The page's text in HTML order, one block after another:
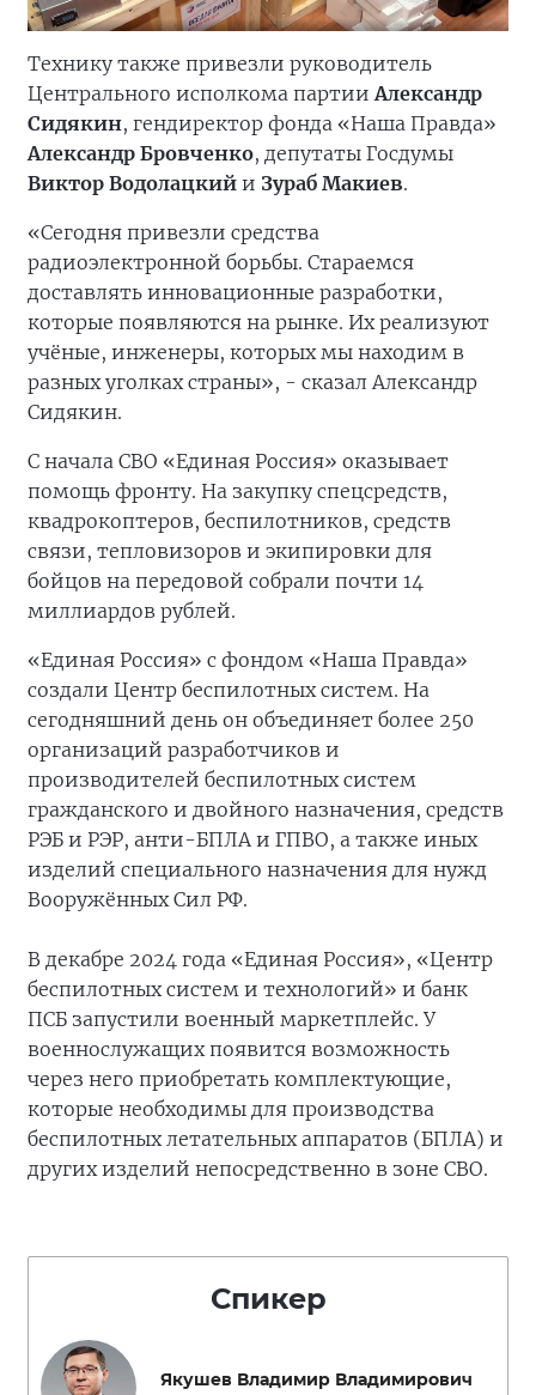
Технику также привезли руководитель
Центрального исполкома партииАлександр
Сидякин, гендиректор фонда «Наша Правда»
Александр Бровченко, депутаты Госдумы
Виктор Водолацкий и Зураб Макиев.
«Сегодня привезли средства
радиоэлектронной борьбы. Стараемся
доставлять инновационные разработки,
которые появляются на рынке. Их реализуют
учёные, инженеры, которых мы находим в
разных уголках страны», - сказал Александр
Сидякин.
С начала СВО «Единая Россия» оказывает
помощь фронту. На закупку спецсредств,
квадрокоптеров, беспилотников, средств
связи, тепловизоров и экипировки для
бойцов на передовой собрали почти 14
миллиардов рублей.
«Единая Россия» с фондом «Наша Правда»
создали Центр беспилотных систем. На
сегодняшний день он объединяет более 250
организаций разработчиков и
производителей беспилотных систем
гражданского и двойного назначения, средств
РЭБ и РЭР, анти-БПЛА и ГПВО, а также иных
изделий специального назначения для нужд
Вооружённых Сил РФ.
В декабре 2024 года «Единая Россия», «Центр
беспилотных систем и технологий» и банк
ПСБ запустили военный маркетплейс. У
военнослужащих появится возможность
через него приобретать комплектующие,
которые необходимы для производства
беспилотных летательных аппаратов (БПЛА) и
других изделий непосредственно в зоне СВО.
Спикер
Якушев Владимир Владимирович